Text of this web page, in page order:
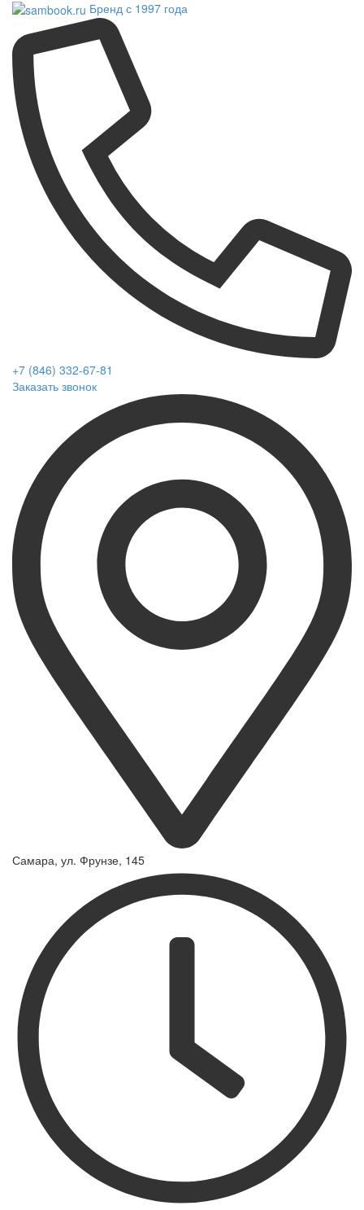
Бренд с 1997 года
+7 (846) 332-67-81
Заказать звонок
Самара, ул. Фрунзе, 145